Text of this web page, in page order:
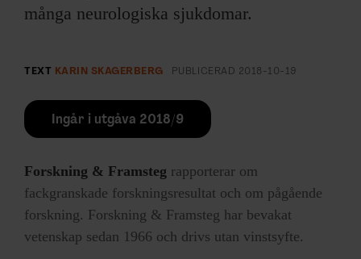
många neurologiska sjukdomar.
TEXT KARIN SKAGERBERG PUBLICERAD 2018-10-19
Ingår i utgåva 2018/9
Forskning & Framsteg rapporterar om
fackgranskade forskningsresultat och om pågående
forskning. Forskning & Framsteg har bevakat
vetenskap sedan 1966 och drivs utan vinstsyfte.